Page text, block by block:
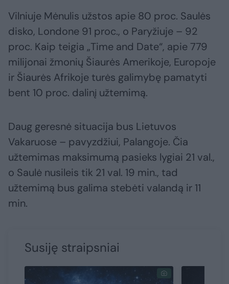
Vilniuje Mėnulis užstos apie 80 proc. Saulės
disko, Londone 91 proc., o Paryžiuje – 92
proc. Kaip teigia „Time and Date“, apie 779
milijonai žmonių Šiaurės Amerikoje, Europoje
ir Šiaurės Afrikoje turės galimybę pamatyti
bent 10 proc. dalinį užtemimą.
Daug geresnė situacija bus Lietuvos
Vakaruose – pavyzdžiui, Palangoje. Čia
užtemimas maksimumą pasieks lygiai 21 val.,
o Saulė nusileis tik 21 val. 19 min., tad
užtemimą bus galima stebėti valandą ir 11
min.
Susiję straipsniai